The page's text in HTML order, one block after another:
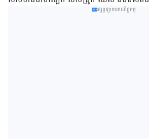
ផ្សព្វផ្សាយពាណិជ្ជកម្ម